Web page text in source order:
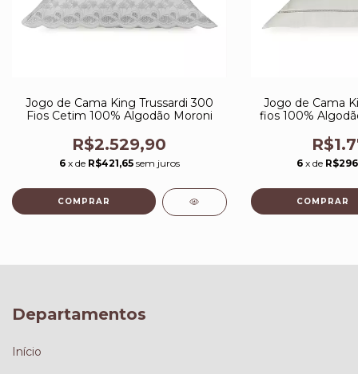
Jogo de Cama King Trussardi 300
Fios Cetim 100% Algodão Moroni
R$2.529,90
6 x de R$421,65 sem juros
Jogo de Cama
fios 100%
6 x de
Departamentos
Início